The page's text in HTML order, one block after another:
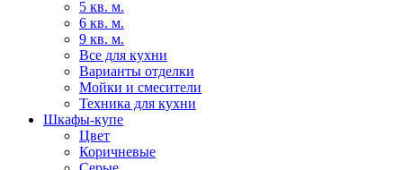
5 кв. м.
6 кв. м.
9 кв. м.
Все для кухни
Варианты отделки
Мойки и смесители
Техника для кухни
Шкафы-купе
Цвет
Коричневые